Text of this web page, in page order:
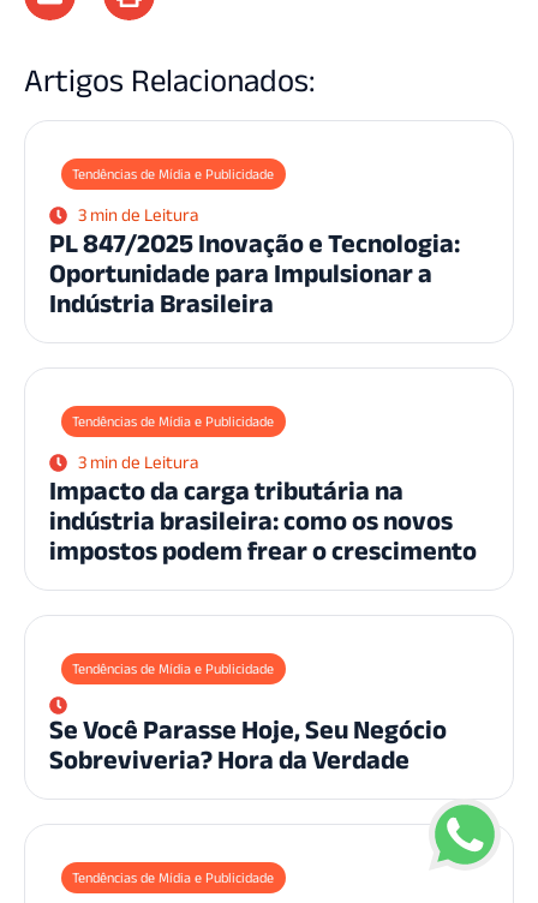
Artigos Relacionados:
Tendências de Mídia e Publicidade
3 min de Leitura
PL 847/2025 Inovação e Tecnologia:
Oportunidade para Impulsionar a
Indústria Brasileira
Tendências de Mídia e Publicidade
3 min de Leitura
Impacto da carga tributária na
indústria brasileira: como os novos
impostos podem frear o crescimento
Tendências de Mídia e Publicidade
Se Você Parasse Hoje, Seu Negócio
Sobreviveria? Hora da Verdade
Tendências de Mídia e Publicidade